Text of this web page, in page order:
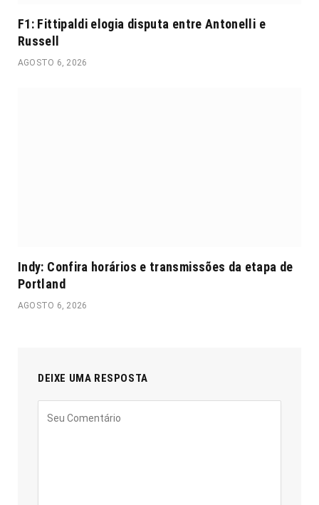
F1: Fittipaldi elogia disputa entre Antonelli e
Russell
AGOSTO 6, 2026
Indy: Confira horários e transmissões da etapa de
Portland
AGOSTO 6, 2026
DEIXE UMA RESPOSTA